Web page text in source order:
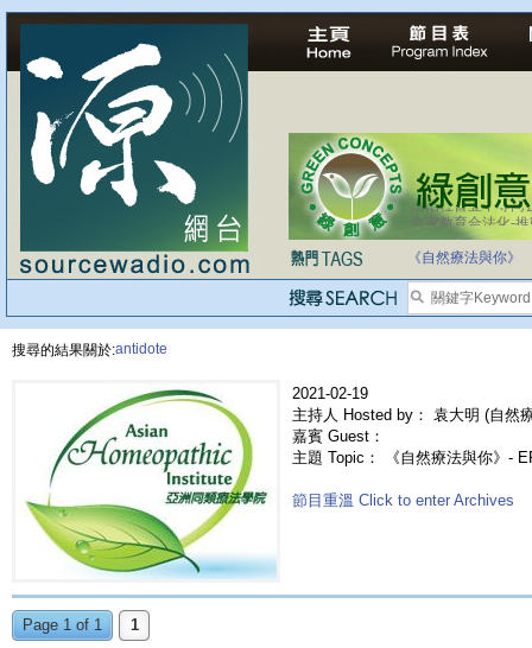
法治社會並不等同
自家教育合法化-
《自然療法與你》
搜尋的結果關於:antidote
2021-02-19
主持人 Hosted by： 袁大明 (自然
嘉賓 Guest：
主題 Topic： 《自然療法與你》-
節目重溫 Click to enter Archives
Page 1 of 1 1